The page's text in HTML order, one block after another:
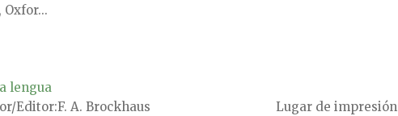
lengua
Editor F. A. Brockhaus Lugar de impresión